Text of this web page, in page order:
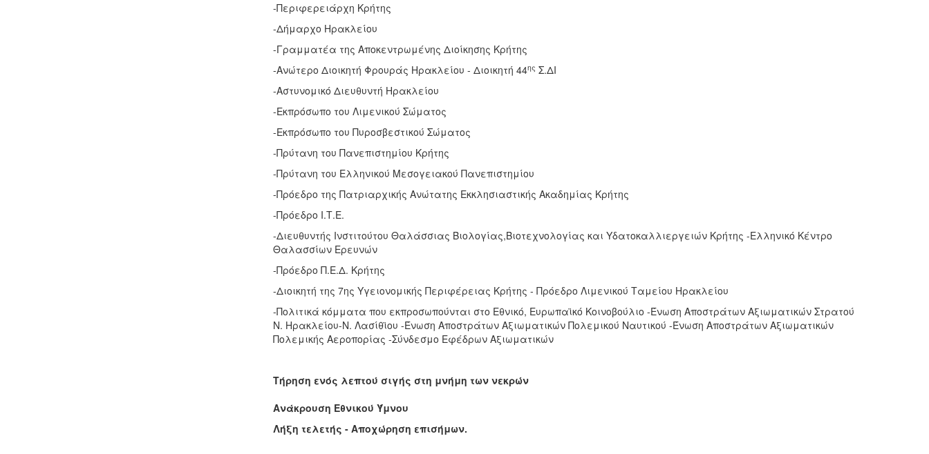
-Περιφερειάρχη Κρήτης
-Δήμαρχο Ηρακλείου
-Γραμματέα της Αποκεντρωμένης Διοίκησης Κρήτης
-Ανώτερο Διοικητή Φρουράς Ηρακλείου - Διοικητή 44ης Σ.ΔΙ
-Αστυνομικό Διευθυντή Ηρακλείου
-Εκπρόσωπο του Λιμενικού Σώματος
-Εκπρόσωπο του Πυροσβεστικού Σώματος
-Πρύτανη του Πανεπιστημίου Κρήτης
-Πρύτανη του Ελληνικού Μεσογειακού Πανεπιστημίου
-Πρόεδρο της Πατριαρχικής Ανώτατης Εκκλησιαστικής Ακαδημίας Κρήτης
-Πρόεδρο Ι.Τ.Ε.
-Διευθυντής Ινστιτούτου Θαλάσσιας Βιολογίας,Βιοτεχνολογίας και Υδατο­καλλιεργειών Κρήτης -Ελληνικό Κέντρο
Θαλασσίων Ερευνών
-Πρόεδρο Π.Ε.Δ. Κρήτης
-Διοικητή της 7ης Υγειονομικής Περιφέρειας Κρήτης - Πρόεδρο Λιμενικού Ταμείου Ηρακλείου
-Πολιτικά κόμματα που εκπροσωπούνται στο Εθνικό, Ευρωπαϊκό Κοινοβούλιο -Ένωση Αποστράτων Αξιωματικών Στρατού
Ν. Ηρακλείου-Ν. Λασίθϊου -Ένωση Αποστράτων Αξιωματικών Πολεμικού Ναυτικού -Ένωση Αποστράτων Αξιωματικών
Πολεμικής Αεροπορίας -Σύνδεσμο Εφέδρων Αξιωματικών
Τήρηση ενός λεπτού σιγής στη μνήμη των νεκρών
Ανάκρουση Εθνικού Ύμνου
Λήξη τελετής - Αποχώρηση επισήμων.